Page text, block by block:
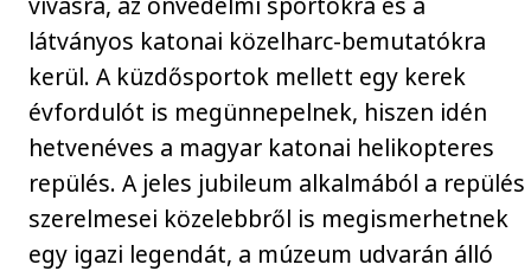
látványos katonai közelharc-bemutatókra
kerül. A küzdősportok mellett egy kerek
évfordulót is megünnepelnek, hiszen idén
hetvenéves a magyar katonai helikopteres
repülés. A jeles jubileum alkalmából a repülés
szerelmesei közelebbről is megismerhetnek
egy igazi legendát, a múzeum udvarán álló